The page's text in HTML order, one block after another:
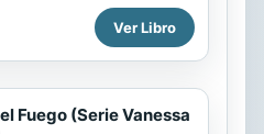
de la empresa familiar,
no quería cederle
a por todas, aunque
Ver Libro
Fuego (Serie Vanessa